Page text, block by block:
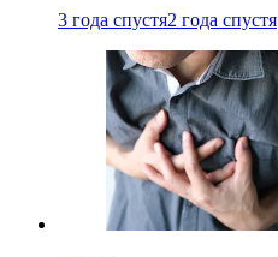
3 года спустя2 года спустя